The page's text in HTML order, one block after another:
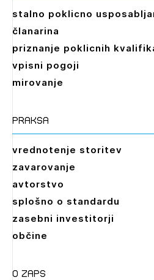
stalno poklicno
članarina
priznanje poklicnih
vpisni pogoji
mirovanje
praksa
vrednotenje storitev
zavarovanje
avtorstvo
splošno o standardu
zasebni investitorji
občine
O zaps